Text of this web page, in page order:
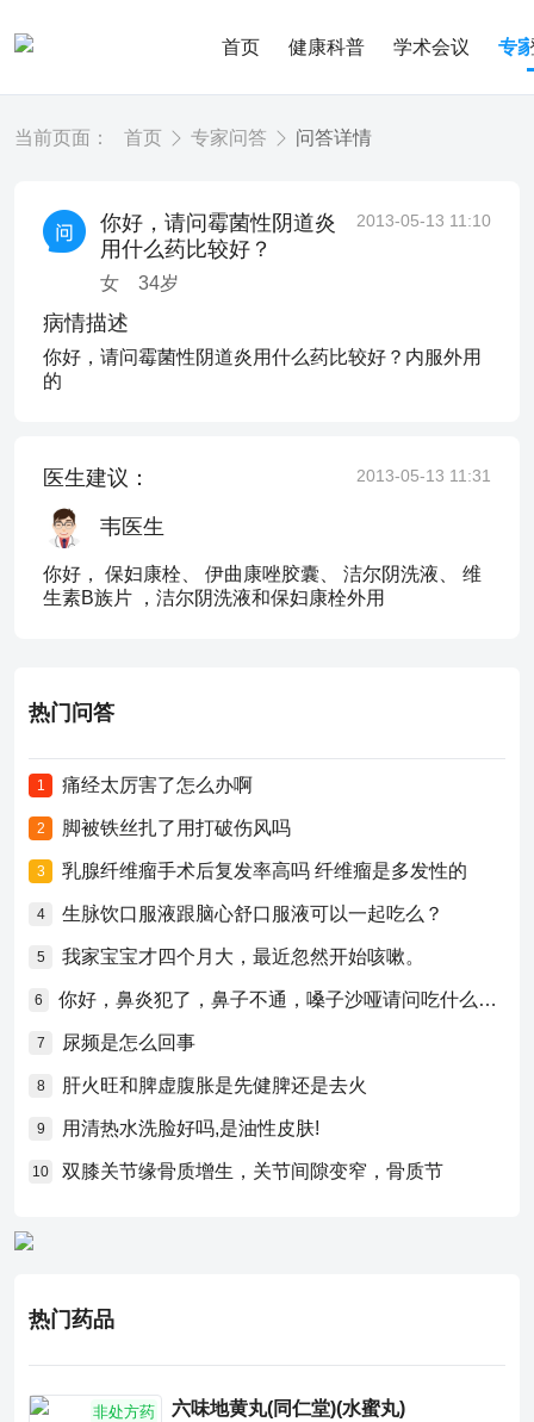
首页 健康科普 学术会议 专
当前页面： 首页 专家问答 问答详情
你好，请问霉菌性阴道炎
用什么药比较好？
女 34岁
2013-05-13 11:10
病情描述
你好，请问霉菌性阴道炎用什么药比较好？内服外用
的
医生建议： 2013-05-13 11:31
韦医生
你好， 保妇康栓、 伊曲康唑胶囊、 洁尔阴洗液、 维
生素B族片 ，洁尔阴洗液和保妇康栓外用
热门问答
1 痛经太厉害了怎么办啊
2 脚被铁丝扎了用打破伤风吗
3 乳腺纤维瘤手术后复发率高吗 纤维瘤是多发性的
4 生脉饮口服液跟脑心舒口服液可以一起吃么？
5 我家宝宝才四个月大，最近忽然开始咳嗽。
6 你好，鼻炎犯了，鼻子不通，嗓子沙哑请问吃什么药比较好？
7 尿频是怎么回事
8 肝火旺和脾虚腹胀是先健脾还是去火
9 用清热水洗脸好吗,是油性皮肤!
10 双膝关节缘骨质增生，关节间隙变窄，骨质节
热门药品
非处方药 六味地黄丸(同仁堂)(水蜜丸)